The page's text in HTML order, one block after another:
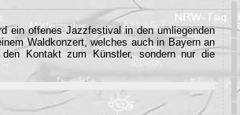
ein offenes Jazzfestival in den umliegenden
Waldkonzert, welches auch in Bayern an
Kontakt zum Künstler, sondern nur die